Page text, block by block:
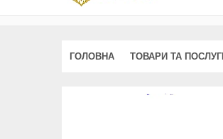
ГОЛОВНА ТОВАРИ ТА